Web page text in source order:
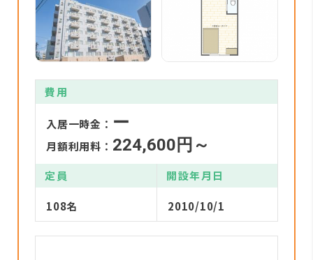
費用
入居一時金： ー
月額利用料： 224,600円～
定員 開設年月日
108名 2010/10/1